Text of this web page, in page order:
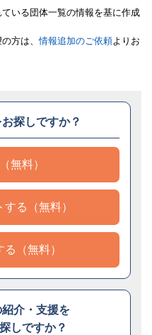
いる団体一覧の情報を基に作成
方は、情報追加のご依頼よりお
探しですか？
無料）
る（無料）
（無料）
介・支援を
しですか？